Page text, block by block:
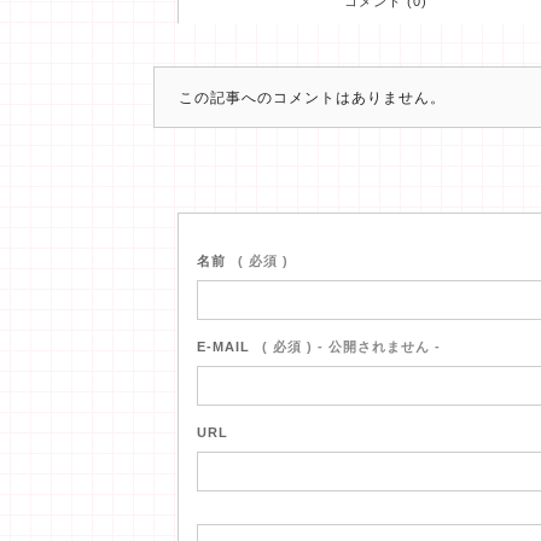
この記事へのコメントはありません。
名前 ( 必須 )
E-MAIL ( 必須 ) - 公開されません -
URL